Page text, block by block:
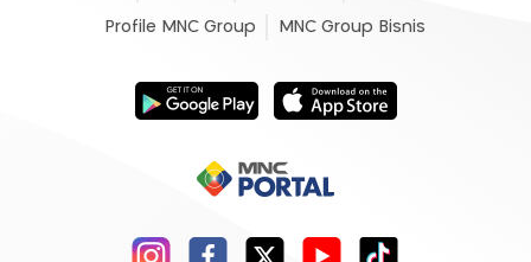
Profile MNC Group MNC Group Bisnis